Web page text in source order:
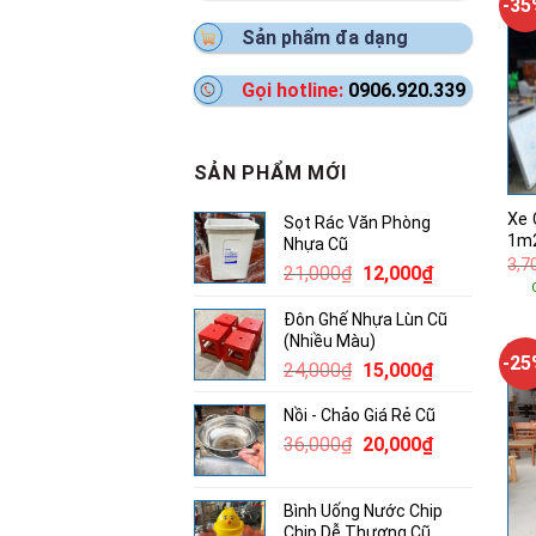
Sản phẩm đa dạng
Gọi hotline: 0906.920.339
SẢN PHẨM MỚI
Sọt Rác Văn Phòng
Nhựa Cũ
21,000₫ Giá
là:
21,000₫.
12,000₫Giá
tại
12,000₫.
Đôn Ghế Nhựa Lùn Cũ
(Nhiều Màu)
24,000₫ Giá
là:
24,000₫.
15,000₫Giá
tại
là:
Nồi - Chảo Giá Rẻ Cũ
36,000₫ Giá
36,000₫.
20,000₫Giá
là:
Bình Uống Nước Chip
-
Xe
-